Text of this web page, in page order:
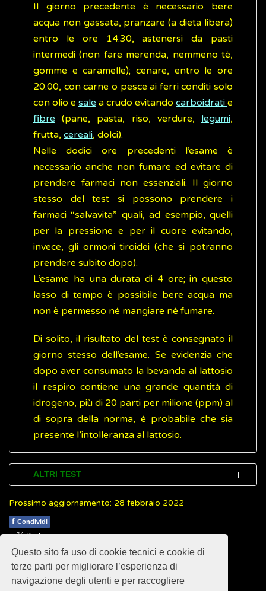
Questo sito fa uso di cookie tecnici e cookie di
terze parti per migliorare l’esperienza di
navigazione degli utenti e per raccogliere
Il giorno precedente è necessario bere
acqua non gassata, pranzare (a dieta libera)
entro le ore 14:30, astenersi da pasti
intermedi (non fare merenda, nemmeno tè,
gomme e caramelle); cenare, entro le ore
20:00, con carne o pesce ai ferri conditi solo
con olio e sale a crudo evitando carboidrati e
fibre (pane, pasta, riso, verdure, legumi,
frutta, cereali, dolci).
Nelle dodici ore precedenti l’esame è
necessario anche non fumare ed evitare di
prendere farmaci non essenziali. Il giorno
stesso del test si possono prendere i
farmaci “salvavita” quali, ad esempio, quelli
per la pressione e per il cuore evitando,
invece, gli ormoni tiroidei (che si potranno
prendere subito dopo).
L’esame ha una durata di 4 ore; in questo
lasso di tempo è possibile bere acqua ma
non è permesso né mangiare né fumare.
Di solito, il risultato del test è consegnato il
giorno stesso dell’esame. Se evidenzia che
dopo aver consumato la bevanda al lattosio
il respiro contiene una grande quantità di
idrogeno, più di 20 parti per milione (ppm) al
di sopra della norma, è probabile che sia
presente l’intolleranza al lattosio.
ALTRI TEST
L’esame di tolleranza al lattosio eseguito sul
sangue è un test secondario, usato talvolta
come supporto per l’accertamento
dell’intolleranza: in questo caso, i campioni
prelevati sono di sangue anziché di aria.
Prossimo aggiornamento: 28 febbraio 2022
f Condividi
1 1 1 1 1 Rating 2.29 (14 Votes)